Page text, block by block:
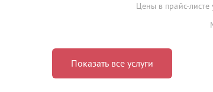
Цены в прайс-листе
Показать все услуги